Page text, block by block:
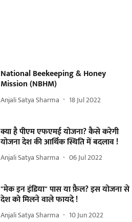
National Beekeeping & Honey
Mission (NBHM)
Anjali Satya Sharma 18 Jul 2022
क्या है पीएम एफएमई योजना? कैसे करेगी
योजना देश की आर्थिक स्थिति में बदलाव !
Anjali Satya Sharma 06 Jul 2022
"मेक इन इंडिया" पास या फ़ैल? इस योजना से
देश को मिलने वाले फायदे !
Anjali Satya Sharma 10 Jun 2022